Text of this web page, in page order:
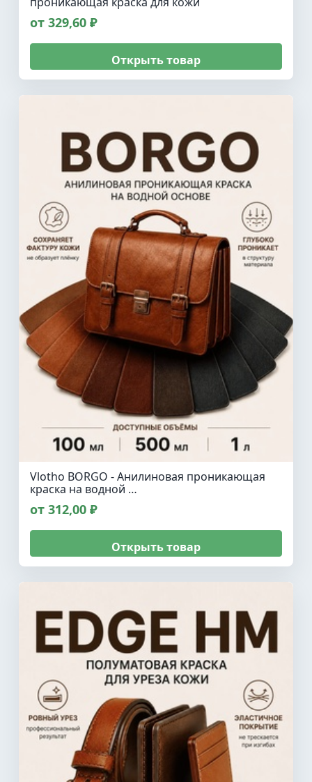
от 329,60 ₽
Открыть товар
Vlotho BORGO - Анилиновая проникающая
краска на водной …
от 312,00 ₽
Открыть товар